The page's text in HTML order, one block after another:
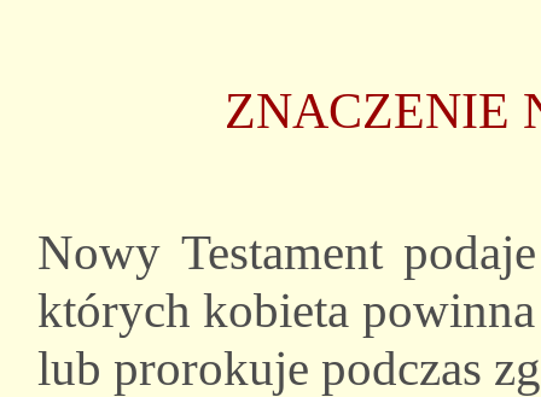
ZNACZENIE
Nowy Testament
których kobieta
lub prorokuje podczas